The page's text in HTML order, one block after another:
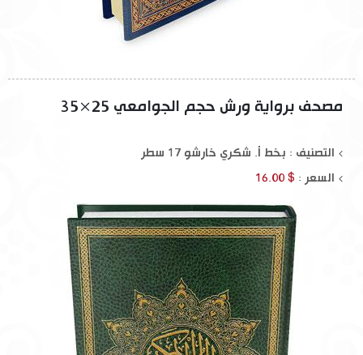
مصحف برواية ورش حجم الجوامعي 25×35
التصنيف : بخط أ. شكري خارشو 17 سطر
السعر : $ 16.00